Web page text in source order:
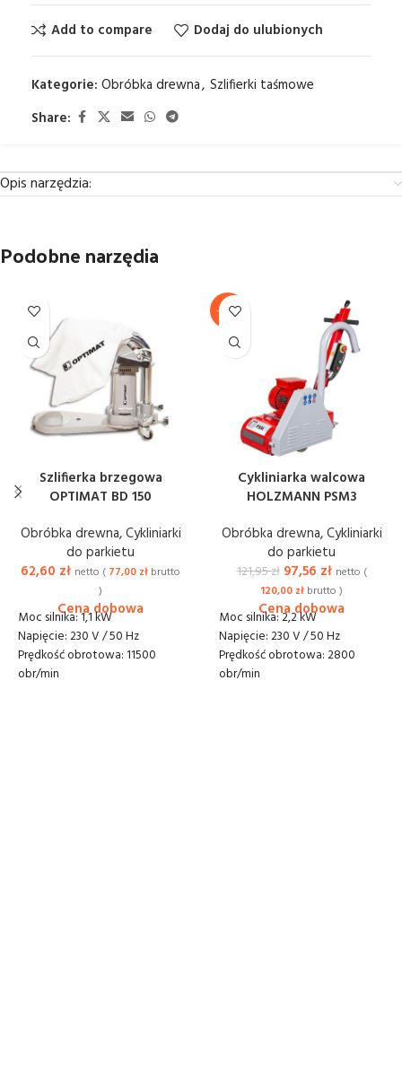
Add to compare Dodaj do ulubionych
Kategorie: Obróbka drewna, Szlifierki taśmowe
Share:
Opis narzędzia:
Podobne narzędia
Szlifierka brzegowa
OPTIMAT BD 150
Obróbka drewna,Cykliniarki
do parkietu
62,60 zł netto ( 77,00 zł brutto
)
Moc silnika: 1,1 kW
Napięcie: 230 V / 50 Hz
Prędkość obrotowa: 11500
obr/min
-20%
Cykliniarka walcowa
HOLZMANN PSM3
Obróbka drewna,Cykliniarki
do parkietu
121,95zł 97,56 zł netto (
120,00 zł brutto )
Moc silnika: 2,2 kW
Napięcie: 230 V / 50 Hz
Prędkość obrotowa: 2800
obr/min